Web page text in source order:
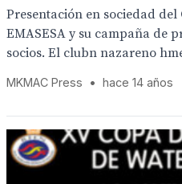
Presentación en sociedad del
EMASESA y su campaña de
socios. El clubn nazareno
MKMAC Press • hace 14 años